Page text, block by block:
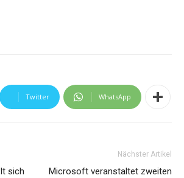
Twitter WhatsApp
sich
Nächster Artikel
Microsoft veranstaltet zweiten